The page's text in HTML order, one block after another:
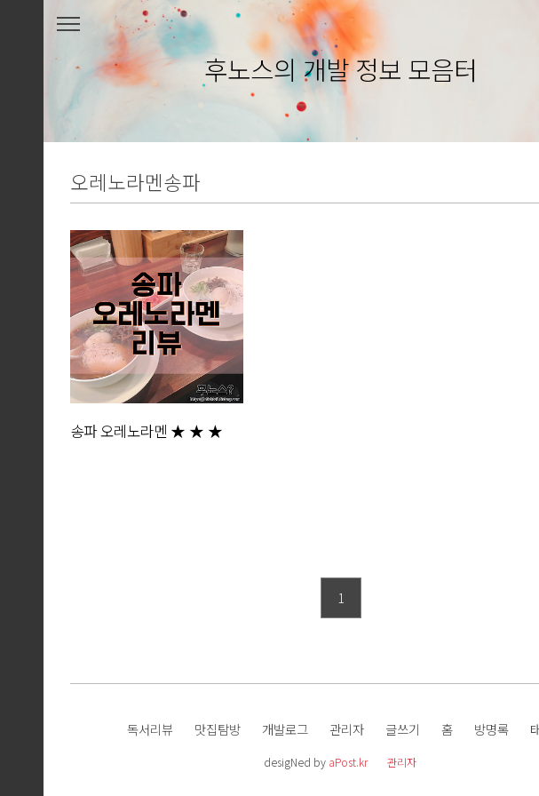
후노스의 개발 정보 모음터
오레노라멘송파
송파 오레노라멘 ★ ★ ★
1
독서리뷰 맛집탐방 개발로그 관리자 글쓰기 홈 방명록
desigNed by aPost.kr 관리자